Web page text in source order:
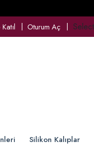
Oturum Aç
Silikon Kalıplar